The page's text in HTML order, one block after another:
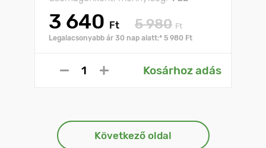
3 640 Ft 5 980 Ft
Legalacsonyabb ár 30 nap alatt:* 5 980 Ft
Kosárhoz adás
Következő oldal